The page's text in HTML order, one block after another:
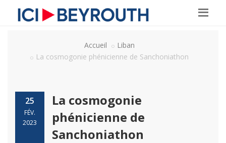
Accueil
Liban
La cosmogonie phénicienne de Sanchoniathon
25
FÉV.
2023
La cosmogonie
phénicienne de
Sanchoniathon